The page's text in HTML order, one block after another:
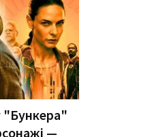
"Бункера"
—